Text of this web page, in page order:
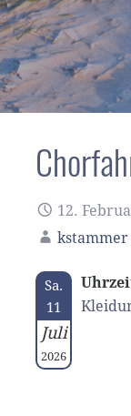
12.
kstammer
Sa.
11
Juli
2026